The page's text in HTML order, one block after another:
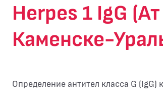
Herpes 1 IgG
Каменске-
Определение антител класса G (IgG)